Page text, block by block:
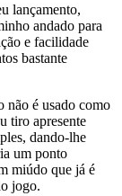
lançamento,
andado para
e facilidade
bastante
não é usado como
tiro apresente
dando-lhe
um ponto
miúdo que já é
jogo.